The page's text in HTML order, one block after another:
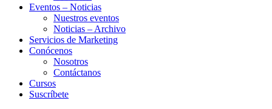
Eventos – Noticias
Nuestros eventos
Noticias – Archivo
Servicios de Marketing
Conócenos
Nosotros
Contáctanos
Cursos
Suscríbete